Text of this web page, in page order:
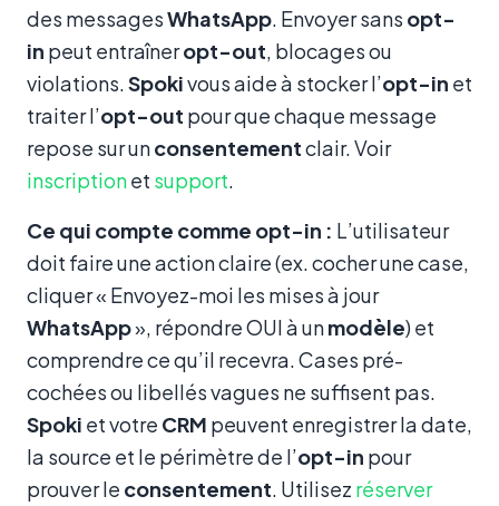
des messagesWhatsApp. Envoyer sans opt-
in peut entraîneropt-out, blocages ou
violations.Spokivous aide à stocker l’opt-in et
traiter l’opt-out pour que chaque message
repose sur unconsentementclair. Voir
inscriptionet support.
Ce qui compte comme opt-in : L’utilisateur
doit faire une action claire (ex. cocher une case,
cliquer « Envoyez-moi les mises à jour
WhatsApp», répondre OUI à unmodèle) et
comprendre ce qu’il recevra. Cases pré-
cochées ou libellés vagues ne suffisent pas.
Spoki et votre CRM peuvent enregistrer la date,
la source et le périmètre de l’opt-in pour
prouver le consentement. Utilisez réserver